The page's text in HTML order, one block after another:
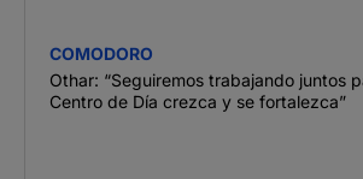
COMODORO
Othar: “Seguiremos trabajando juntos
Centro de Día crezca y se fortalezca”